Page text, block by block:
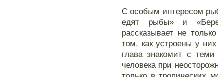
С особым интересом
едят рыбы» и
рассказывает не
том, как устроены у
глава знакомит с теми
человека при